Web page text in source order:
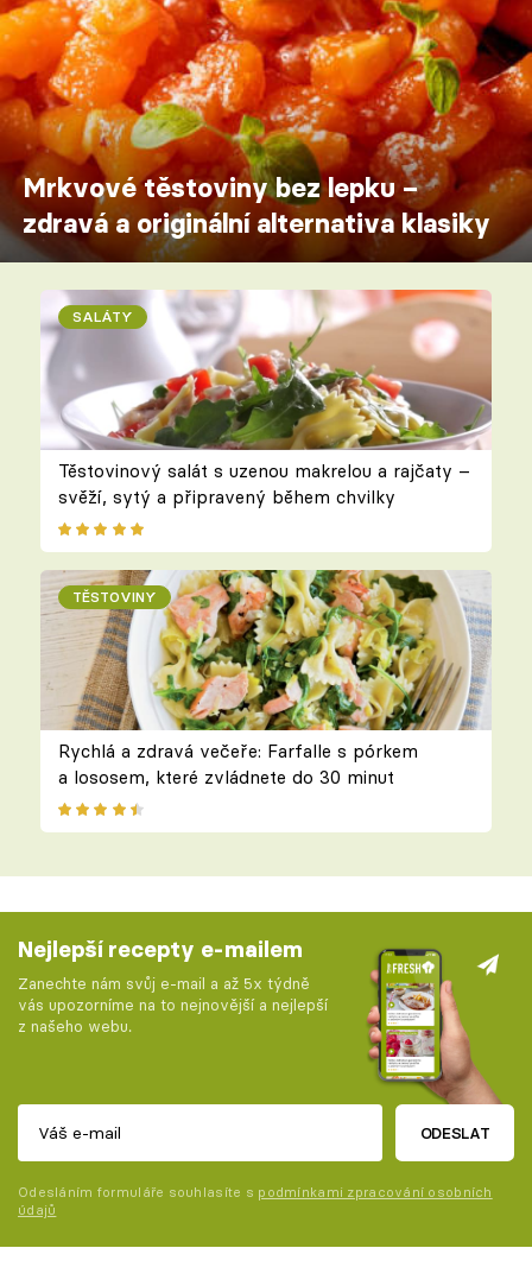
Mrkvové těstoviny bez lepku –
zdravá a originální alternativa klasiky
SALÁTY
Těstovinový salát s uzenou makrelou a rajčaty –
svěží, sytý a připravený během chvilky
TĚSTOVINY
Rychlá a zdravá večeře: Farfalle s pórkem
a lososem, které zvládnete do 30 minut
Nejlepší recepty e-mailem
Zanechte nám svůj e-mail a až 5x týdně
vás upozorníme na to nejnovější a nejlepší
z našeho webu.
ODESLAT
Odesláním formuláře souhlasíte s podmínkami zpracování osobních
údajů